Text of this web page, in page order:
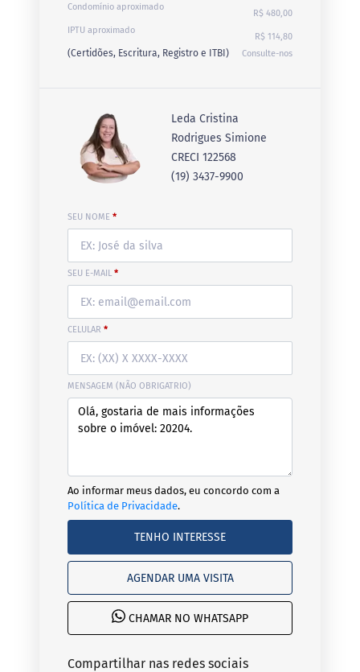
Condomínio aproximado
R$ 480,00
IPTU aproximado
R$ 114,80
(Certidões, Escritura, Registro e ITBI) Consulte-nos
Leda Cristina
Rodrigues Simione
CRECI 122568
(19) 3437-9900
SEU NOME *
SEU E-MAIL *
CELULAR *
MENSAGEM (NÃO OBRIGATRIO)
Ao informar meus dados, eu concordo com a
Política de Privacidade.
TENHO INTERESSE
AGENDAR UMA VISITA
CHAMAR NO WHATSAPP
Compartilhar nas redes sociais